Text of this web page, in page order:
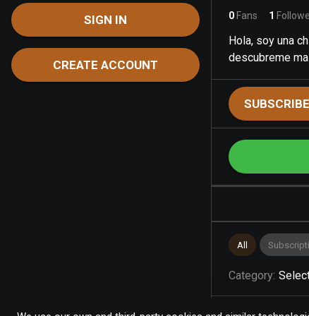
SIGN IN
CREATE ACCOUNT
0 Fans 1
Hola, soy una
descubreme
All
Category: